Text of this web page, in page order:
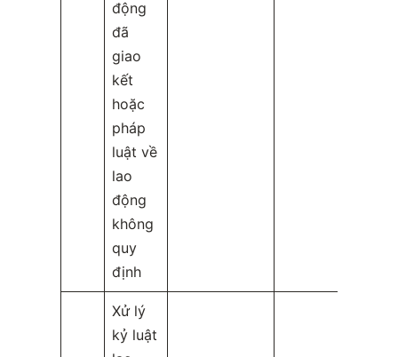
động
đã
giao
kết
hoặc
pháp
luật về
lao
động
không
quy
định
Xử lý
kỷ luật